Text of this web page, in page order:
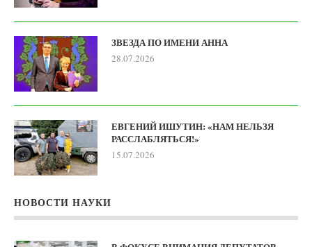
ЗВЕЗДА ПО ИМЕНИ АННА
28.07.2026
ЕВГЕНИЙ ИШУТИН: «НАМ НЕЛЬЗЯ
РАССЛАБЛЯТЬСЯ!»
15.07.2026
НОВОСТИ НАУКИ